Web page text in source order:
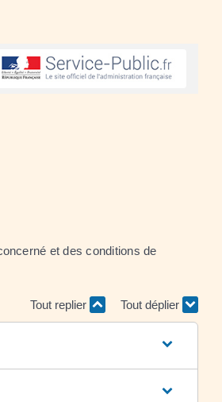
et des conditions de
Tout replier Tout déplier